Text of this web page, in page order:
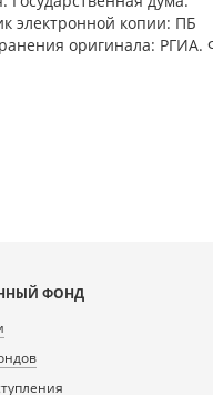
электронной копии: ПБ
оригинала: РГИА.
ФОНД